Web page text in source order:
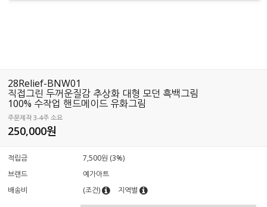
28Relief-BNW01
직접그린 두꺼운질감 추상화 대형 모던 흑백그림
100% 수작업 핸드메이드 유화그림
주문제작 3-4주 소요
250,000원
적립금
7,500원 (3%)
브랜드
예가아트
배송비
(조건) 지역별